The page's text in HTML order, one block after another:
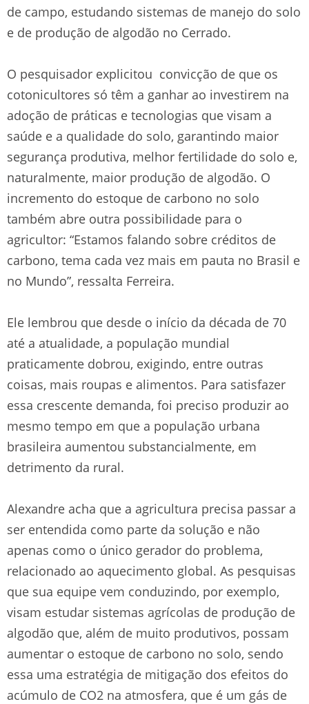
de campo, estudando sistemas de manejo do solo
e de produção de algodão no Cerrado.
O pesquisador explicitou convicção de que os
cotonicultores só têm a ganhar ao investirem na
adoção de práticas e tecnologias que visam a
saúde e a qualidade do solo, garantindo maior
segurança produtiva, melhor fertilidade do solo e,
naturalmente, maior produção de algodão. O
incremento do estoque de carbono no solo
também abre outra possibilidade para o
agricultor: “Estamos falando sobre créditos de
carbono, tema cada vez mais em pauta no Brasil e
no Mundo”, ressalta Ferreira.
Ele lembrou que desde o início da década de 70
até a atualidade, a população mundial
praticamente dobrou, exigindo, entre outras
coisas, mais roupas e alimentos. Para satisfazer
essa crescente demanda, foi preciso produzir ao
mesmo tempo em que a população urbana
brasileira aumentou substancialmente, em
detrimento da rural.
Alexandre acha que a agricultura precisa passar a
ser entendida como parte da solução e não
apenas como o único gerador do problema,
relacionado ao aquecimento global. As pesquisas
que sua equipe vem conduzindo, por exemplo,
visam estudar sistemas agrícolas de produção de
algodão que, além de muito produtivos, possam
aumentar o estoque de carbono no solo, sendo
essa uma estratégia de mitigação dos efeitos do
acúmulo de CO2 na atmosfera, que é um gás de